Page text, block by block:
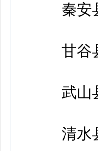
秦安县
甘谷县
武山县
清水县